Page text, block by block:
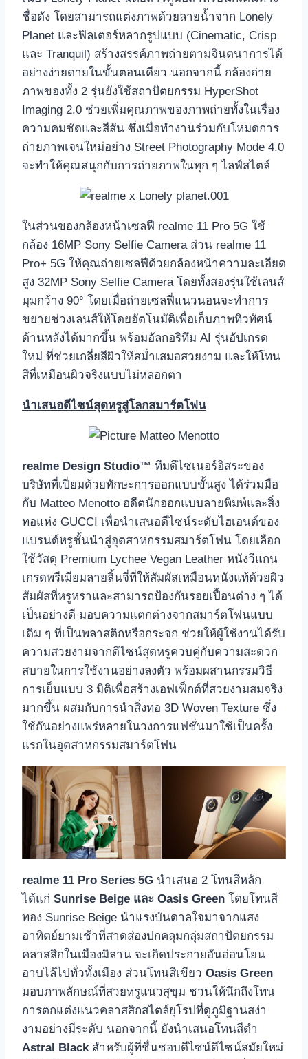
ชื่อดัง โดยสามารถแต่งภาพด้วยลายน้ำจาก Lonely
Planet และฟิลเตอร์หลากรูปแบบ (Cinematic, Crisp
และ Tranquil) สร้างสรรค์ภาพถ่ายตามจินตนาการได้
อย่างง่ายดายในขั้นตอนเดียว นอกจากนี้ กล้องถ่าย
ภาพของทั้ง 2 รุ่นยังใช้สถาปัตยกรรม HyperShot
Imaging 2.0 ช่วยเพิ่มคุณภาพของภาพถ่ายทั้งในเรื่อง
ความคมชัดและสีสัน ซึ่งเมื่อทำงานร่วมกับโหมดการ
ถ่ายภาพเจนใหม่อย่าง Street Photography Mode 4.0
จะทำให้คุณสนุกกับการถ่ายภาพในทุก ๆ ไลฟ์สไตล์
ในส่วนของกล้องหน้าเซลฟี realme 11 Pro 5G ใช้
กล้อง 16MP Sony Selfie Camera ส่วน realme 11
Pro+ 5G ให้คุณถ่ายเซลฟีด้วยกล้องหน้าความละเอียด
สูง 32MP Sony Selfie Camera โดยทั้งสองรุ่นใช้เลนส์
มุมกว้าง 90° โดยเมื่อถ่ายเซลฟี่แนวนอนจะทำการ
ขยายช่วงเลนส์ให้โดยอัตโนมัติเพื่อเก็บภาพทิวทัศน์
ด้านหลังได้มากขึ้น พร้อมอัลกอริทึม AI รุ่นอัปเกรด
ใหม่ ที่ช่วยเกลี่ยสีผิวให้สม่ำเสมอสวยงาม และให้โทน
สีที่เหมือนผิวจริงแบบไม่หลอกตา
นำเสนอดีไซน์สุดหรูสู่โลกสมาร์ตโฟน
realme Design Studio™ ทีมดีไซเนอร์อิสระของ
บริษัทที่เปี่ยมด้วยทักษะการออกแบบขั้นสูง ได้ร่วมมือ
กับ Matteo Menotto อดีตนักออกแบบลายพิมพ์และสิ่ง
ทอแห่ง GUCCI เพื่อนำเสนอดีไซน์ระดับไฮเอนด์ของ
แบรนด์หรูชั้นนำสู่อุตสาหกรรมสมาร์ตโฟน โดยเลือก
ใช้วัสดุ Premium Lychee Vegan Leather หนังวีแกน
เกรดพรีเมียมลายลิ้นจี่ที่ให้สัมผัสเหมือนหนังแท้ด้วยผิว
สัมผัสที่หรูหราและสามารถป้องกันรอยเปื้อนต่าง ๆ ได้
เป็นอย่างดี มอบความแตกต่างจากสมาร์ตโฟนแบบ
เดิม ๆ ที่เป็นพลาสติกหรือกระจก ช่วยให้ผู้ใช้งานได้รับ
ความสวยงามจากดีไซน์สุดหรูควบคู่กับความสะดวก
สบายในการใช้งานอย่างลงตัว พร้อมผสานกรรมวิธี
การเย็บแบบ 3 มิติเพื่อสร้างเอฟเฟ็กต์ที่สวยงามสมจริง
มากขึ้น ผสมกับการนำสิ่งทอ 3D Woven Texture ซึ่ง
ใช้กันอย่างแพร่หลายในวงการแฟชั่นมาใช้เป็นครั้ง
แรกในอุตสาหกรรมสมาร์ตโฟน
realme 11 Pro Series 5G นำเสนอ 2 โทนสีหลัก
ได้แก่ Sunrise Beige และ Oasis Green โดยโทนสี
ทอง Sunrise Beige นำแรงบันดาลใจมาจากแสง
อาทิตย์ยามเช้าที่สาดส่องปกคลุมกลุ่มสถาปัตยกรรม
คลาสสิกในเมืองมิลาน จะเกิดประกายอันอ่อนโยน
อาบไล้ไปทั่วทั้งเมือง ส่วนโทนสีเขียว Oasis Green
มอบภาพลักษณ์ที่สวยหรูแนวสุขุม ชวนให้นึกถึงโทน
การตกแต่งแนวคลาสสิกสไตล์ยุโรปที่ดูภูมิฐานสง่า
งามอย่างมีระดับ นอกจากนี้ ยังนำเสนอโทนสีดำ
Astral Blackสำหรับผู้ที่ชื่นชอบดีไซน์ดีไซน์สมัยใหม่